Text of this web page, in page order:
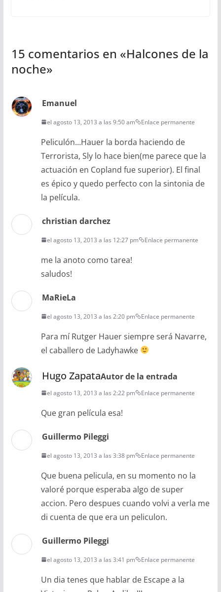
15 comentarios en «Halcones de la
noche»
Emanuel
el agosto 13, 2013 a las 9:50 am Enlace permanente
Peliculón…Hauer la borda haciendo de
Terrorista, Sly lo hace bien(me parece que la
actuación en Copland fue superior). El final
es épico y quedo perfecto con la sintonia de
la película.
christian darchez
el agosto 13, 2013 a las 12:27 pm Enlace permanente
me la anoto como tarea!
saludos!
MaRieLa
el agosto 13, 2013 a las 2:20 pm Enlace permanente
Para mí Rutger Hauer siempre será Navarre,
el caballero de Ladyhawke
Hugo ZapataAutor de la entrada
el agosto 13, 2013 a las 2:22 pm Enlace permanente
Que gran película esa!
Guillermo Pileggi
el agosto 13, 2013 a las 3:38 pm Enlace permanente
Que buena pelicula, en su momento no la
valoré porque esperaba algo de super
accion. Pero despues cuando volvi a verla me
di cuenta de que era un peliculon.
Guillermo Pileggi
el agosto 13, 2013 a las 3:41 pm Enlace permanente
Un dia tenes que hablar de Escape a la